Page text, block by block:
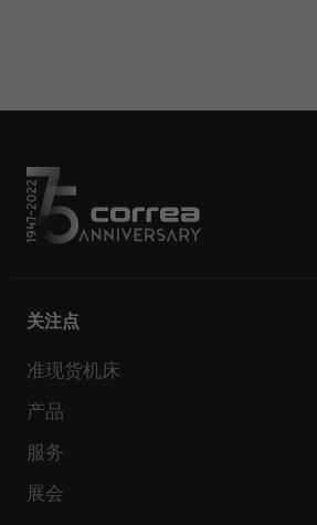
关注点
准现货机床
产品
服务
展会